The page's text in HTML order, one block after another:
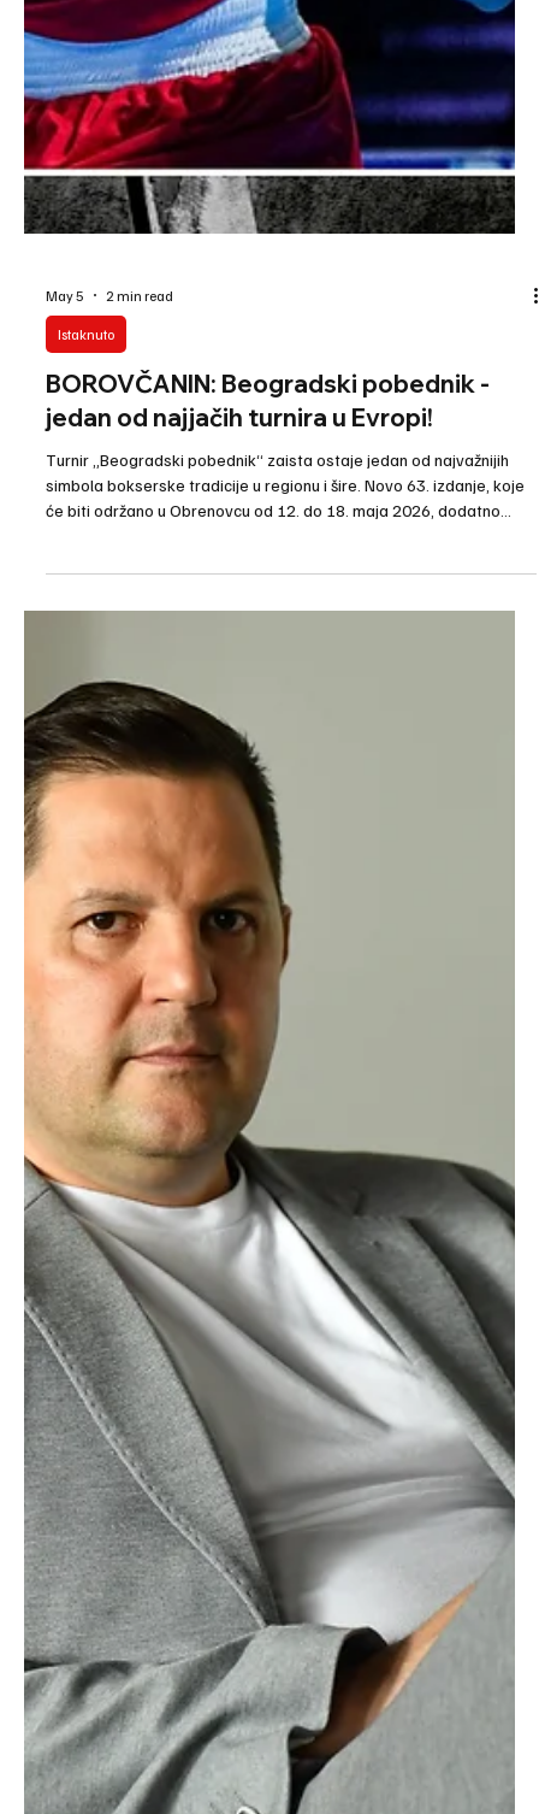
May 5 2 min read
Istaknuto
BOROVČANIN: Beogradski pobednik -
jedan od najjačih turnira u Evropi!
Turnir „Beogradski pobednik“ zaista ostaje jedan od najvažnijih
simbola bokserske tradicije u regionu i šire. Novo 63. izdanje, koje
će biti održano u Obrenovcu od 12. do 18. maja 2026, dodatno
potvrđuje da Beograd i Srbija imaju ozbiljnu ulogu na međunarodnoj
bokserskoj sceni. Ono što ovaj turnir čini posebnim nije samo dug
kontinuitet, već i činjenica da su kroz njega prošla neka od najvećih
imena jugoslovenskog i svetskog boksa, poput Mate Parlov,
Zvonko Vujin, Tadija Kača